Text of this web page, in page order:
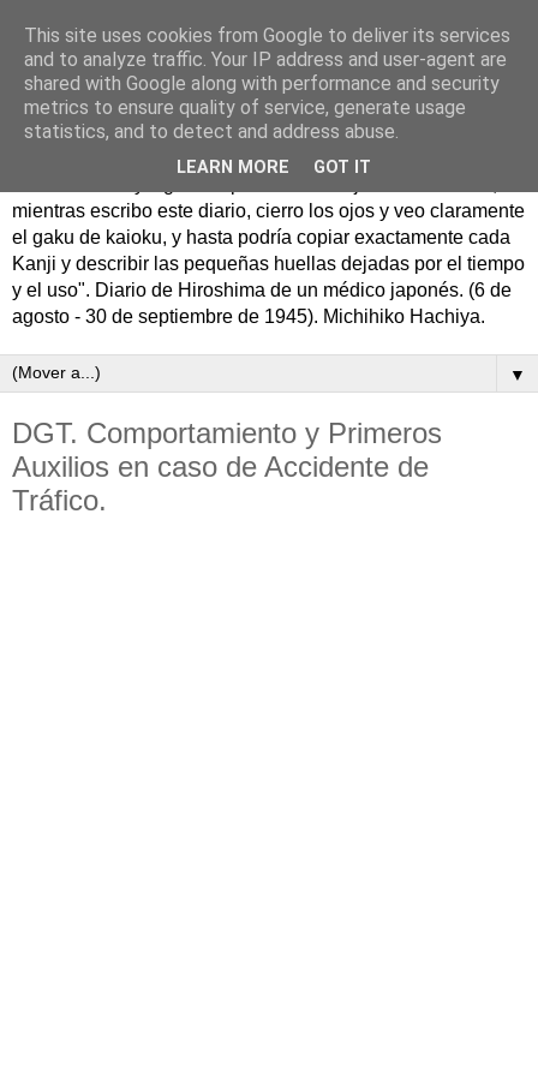
11 de septiembre de 1945. "Sé frugal, honra la sencillez; sé
mientras escribo este diario, cierro los ojos y veo claramente
el gaku de kaioku, y hasta podría copiar exactamente cada
Kanji y describir las pequeñas huellas dejadas por el tiempo
y el uso". Diario de Hiroshima de un médico japonés. (6 de
agosto - 30 de septiembre de 1945). Michihiko Hachiya.
▼
DGT. Comportamiento y Primeros
Auxilios en caso de Accidente de
Tráfico.
This site uses cookies from Google to deliver its services
and to analyze traffic. Your IP address and user-agent are
shared with Google along with performance and security
metrics to ensure quality of service, generate usage
statistics, and to detect and address abuse.
LEARN MORE GOT IT